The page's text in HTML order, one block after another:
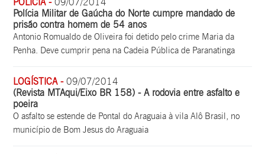
Polícia Militar de Gaúcha do Norte cumpre mandado de
prisão contra homem de 54 anos
Antonio Romualdo de Oliveira foi detido pelo crime Maria da
Penha. Deve cumprir pena na Cadeia Pública de Paranatinga
LOGÍSTICA -09/07/2014
(Revista MTAqui/Eixo BR 158) - A rodovia entre asfalto e
poeira
O asfalto se estende de Pontal do Araguaia à vila Alô Brasil, no
município de Bom Jesus do Araguaia